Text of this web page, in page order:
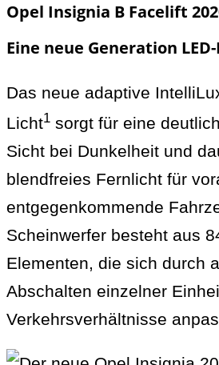
Opel Insignia B Facelift
Eine neue Generation
Das neue adaptive
Licht1 sorgt für eine
Sicht bei Dunkelheit und
blendfreies Fernlicht für
entgegenkommende
Scheinwerfer besteht aus
Elementen, die sich durch
Abschalten einzelner
Verkehrsverhältnisse